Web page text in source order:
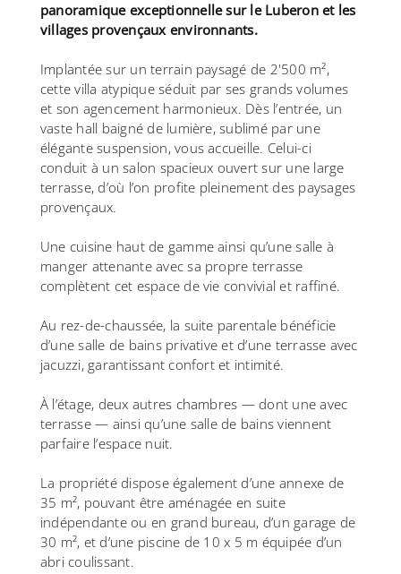
panoramique exceptionnelle sur le Luberon et les
villages provençaux environnants.
Implantée sur un terrain paysagé de 2'500 m²,
cette villa atypique séduit par ses grands volumes
et son agencement harmonieux. Dès l’entrée, un
vaste hall baigné de lumière, sublimé par une
élégante suspension, vous accueille. Celui-ci
conduit à un salon spacieux ouvert sur une large
terrasse, d’où l’on profite pleinement des paysages
provençaux.
Une cuisine haut de gamme ainsi qu’une salle à
manger attenante avec sa propre terrasse
complètent cet espace de vie convivial et raffiné.
Au rez-de-chaussée, la suite parentale bénéficie
d’une salle de bains privative et d’une terrasse avec
jacuzzi, garantissant confort et intimité.
À l’étage, deux autres chambres — dont une avec
terrasse — ainsi qu’une salle de bains viennent
parfaire l’espace nuit.
La propriété dispose également d’une annexe de
35 m², pouvant être aménagée en suite
indépendante ou en grand bureau, d’un garage de
30 m², et d’une piscine de 10 x 5 m équipée d’un
abri coulissant.